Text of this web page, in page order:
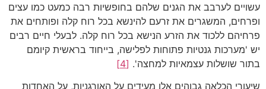
עשויים לערבב את הגנים שלהם בחופשיות רבה כמעט כמו עצים
ופרחים, המשגרים את זרעם להינשא בכל רוח קלה ופותחים את
פרחיהם ללכוד את הזרע הנישא בכל רוח קלה. לבעלי חיים רבים
יש 'מערכות גנטיות פתוחות לפלישה, בייחוד בראשית קיומם
בתור שושלות עצמאיות למחצה'. [4]
שיעורי הכלאה גבוהים אלו מעידים על האורגניות, על האחדות